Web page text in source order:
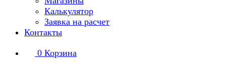
Калькулятор
Заявка на расчет
Контакты
0 Корзина